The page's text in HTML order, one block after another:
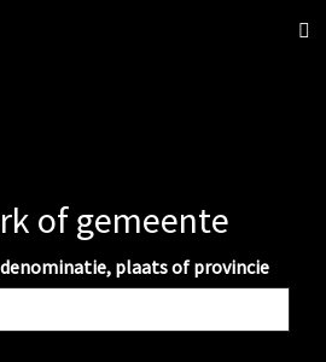
of gemeente
plaats of provincie